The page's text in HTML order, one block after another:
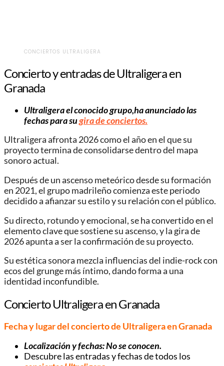
CONCIERTOS ULTRALIGERA
Concierto y entradas de Ultraligera en
Granada
Ultraligera el conocido grupo,ha anunciado las
fechas para sugira de conciertos.
Ultraligera afronta 2026 como el año en el que su
proyecto termina de consolidarse dentro del mapa
sonoro actual.
Después de un ascenso meteórico desde su formación
en 2021, el grupo madrileño comienza este periodo
decidido a afianzar su estilo y su relación con el público.
Su directo, rotundo y emocional, se ha convertido en el
elemento clave que sostiene su ascenso, y la gira de
2026 apunta a ser la confirmación de su proyecto.
Su estética sonora mezcla influencias del indie-rock con
ecos del grunge más íntimo, dando forma a una
identidad inconfundible.
Concierto Ultraligera en Granada
Fecha y lugar del concierto de Ultraligeraen Granada
Localización y fechas: No se conocen.
Descubre las entradas y fechas de todos los